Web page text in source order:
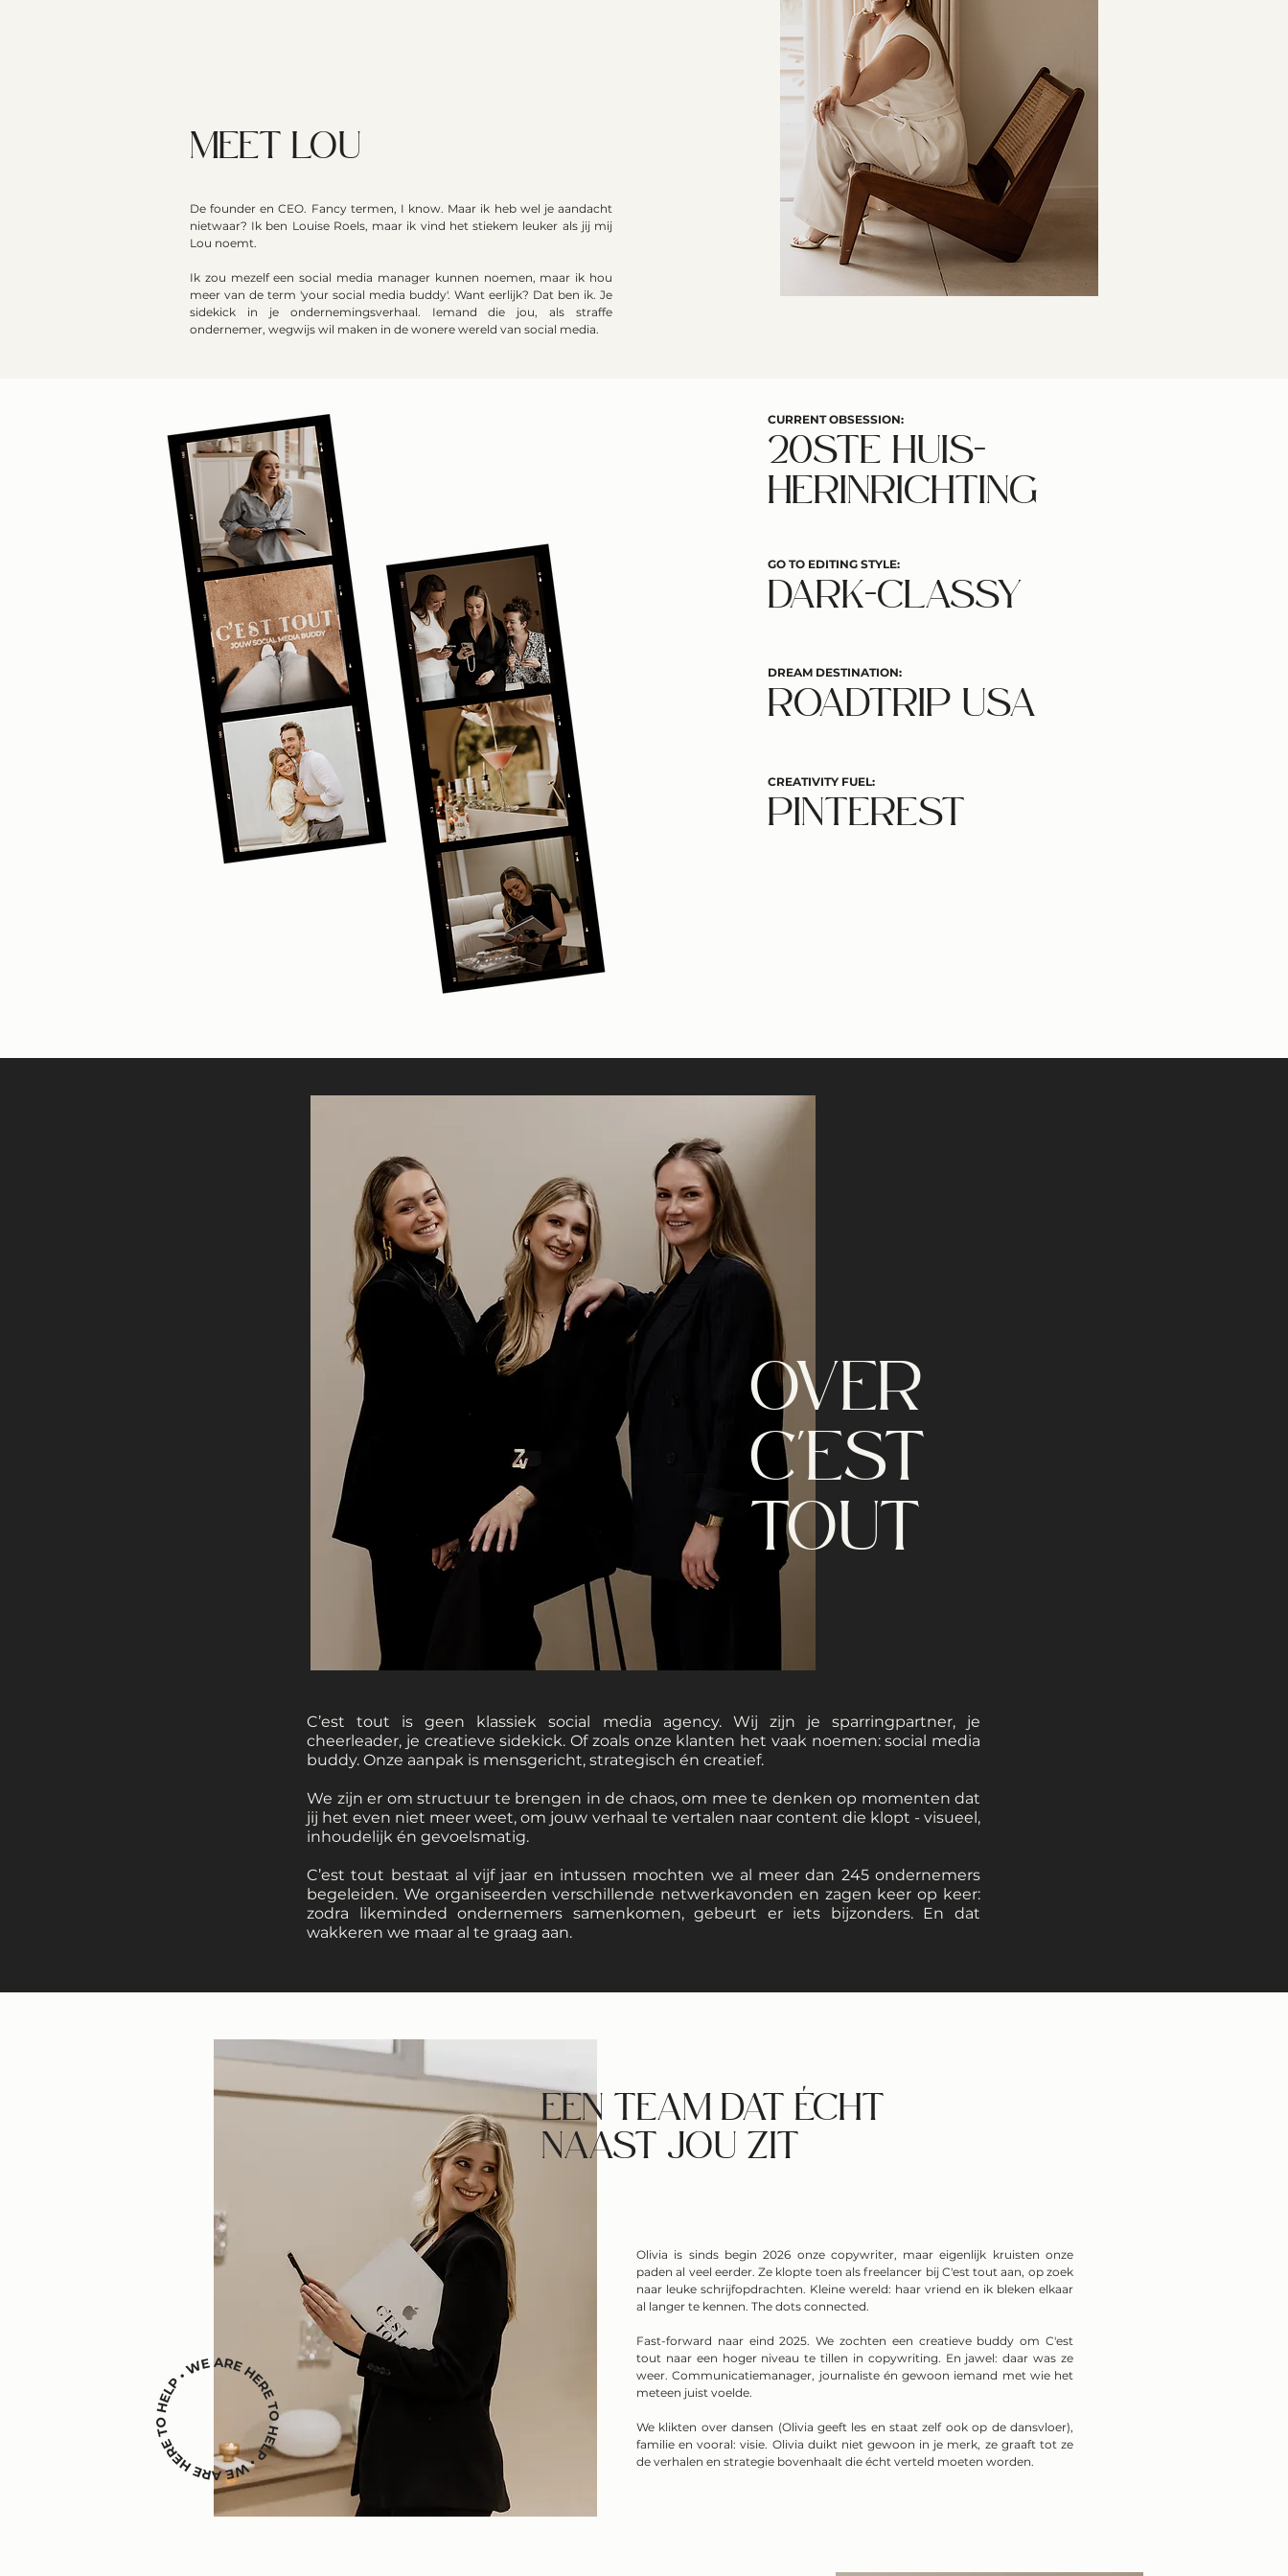
MEET LOU
De founder en CEO. Fancy termen, I know. Maar ik heb wel je aandacht
nietwaar? Ik ben Louise Roels, maar ik vind het stiekem leuker als jij mij
Lou noemt.
Ik zou mezelf een social media manager kunnen noemen, maar ik hou
meer van de term 'your social media buddy'. Want eerlijk? Dat ben ik. Je
sidekick in je ondernemingsverhaal. Iemand die jou, als straffe
ondernemer, wegwijs wil maken in de wonere wereld van social media.
CURRENT OBSESSION:
20STE HUIS-
HERINRICHTING
GO TO EDITING STYLE:
DARK-CLASSY
DREAM DESTINATION:
ROADTRIP USA
CREATIVITY FUEL:
PINTEREST
OVER
C'EST
TOUT
C’est tout is geen klassiek social media agency. Wij zijn je sparringpartner, je
cheerleader, je creatieve sidekick. Of zoals onze klanten het vaak noemen: social media
buddy. Onze aanpak is mensgericht, strategisch én creatief.
We zijn er om structuur te brengen in de chaos, om mee te denken op momenten dat
jij het even niet meer weet, om jouw verhaal te vertalen naar content die klopt - visueel,
inhoudelijk én gevoelsmatig.
C’est tout bestaat al vijf jaar en intussen mochten we al meer dan 245 ondernemers
begeleiden. We organiseerden verschillende netwerkavonden en zagen keer op keer:
zodra likeminded ondernemers samenkomen, gebeurt er iets bijzonders. En dat
wakkeren we maar al te graag aan.
EEN TEAM DAT ÉCHT
NAAST JOU ZIT
Olivia is sinds begin 2026 onze copywriter, maar eigenlijk kruisten onze
paden al veel eerder. Ze klopte toen als freelancer bij C'est tout aan, op zoek
naar leuke schrijfopdrachten. Kleine wereld: haar vriend en ik bleken elkaar
al langer te kennen. The dots connected.
Fast-forward naar eind 2025. We zochten een creatieve buddy om C'est
tout naar een hoger niveau te tillen in copywriting. En jawel: daar was ze
weer. Communicatiemanager, journaliste én gewoon iemand met wie het
meteen juist voelde.
We klikten over dansen (Olivia geeft les en staat zelf ook op de dansvloer),
familie en vooral: visie. Olivia duikt niet gewoon in je merk, ze graaft tot ze
de verhalen en strategie bovenhaalt die écht verteld moeten worden.